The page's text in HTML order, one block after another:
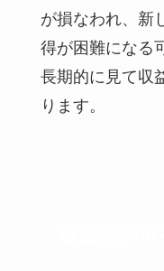
が損なわれ、新
得が困難になる
長期的に見て収
ります。